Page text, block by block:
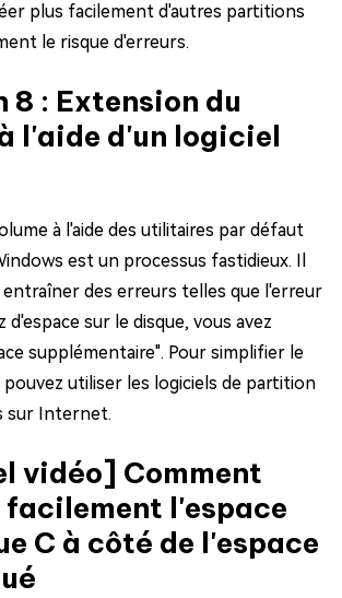
plus facilement d'autres partitions
le risque d'erreurs.
8 : Extension du
l'aide d'un logiciel
à l'aide des utilitaires par défaut
est un processus fastidieux. Il
des erreurs telles que l'erreur
d'espace sur le disque, vous avez
supplémentaire". Pour simplifier le
pouvez utiliser les logiciels de partition
sur Internet.
vidéo] Comment
facilement l'espace
C à côté de l'espace